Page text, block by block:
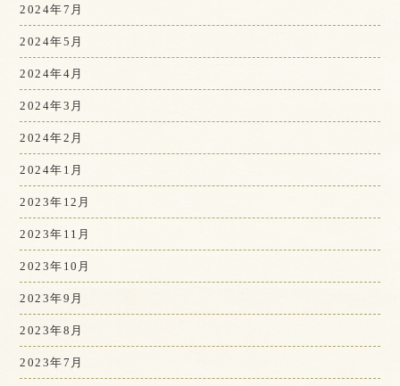
2024年7月
2024年5月
2024年4月
2024年3月
2024年2月
2024年1月
2023年12月
2023年11月
2023年10月
2023年9月
2023年8月
2023年7月